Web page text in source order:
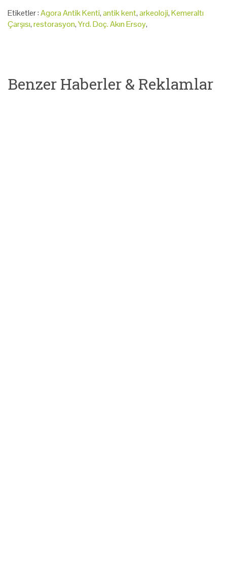
Etiketler :Agora Antik Kenti,antik kent,arkeoloji,Kemeraltı
Çarşısı,restorasyon,Yrd. Doç. Akın Ersoy,
Benzer Haberler & Reklamlar